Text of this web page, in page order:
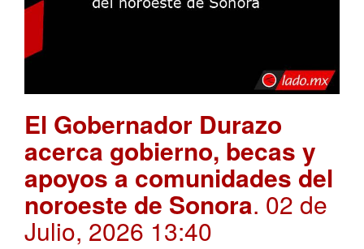
El Gobernador Durazo
acerca gobierno, becas y
apoyos a comunidades del
noroeste de Sonora. 02 de
Julio, 2026 13:40